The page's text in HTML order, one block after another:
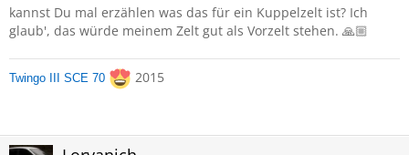
kannst Du mal erzählen was das für ein Kuppelzelt ist? Ich
glaub', das würde meinem Zelt gut als Vorzelt stehen. 🙏🏼
Twingo III SCE 70 2015